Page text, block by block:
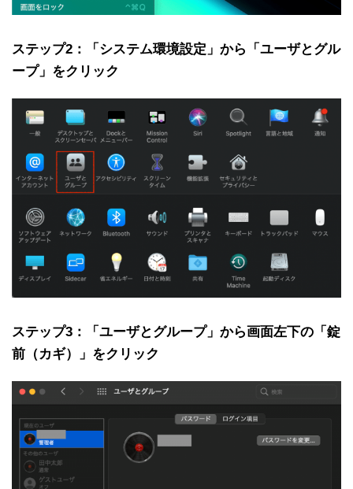
ステップ2：「システム環境設定」から「ユーザとグル
ープ」をクリック
ステップ3：「ユーザとグループ」から画面左下の「錠
前（カギ）」をクリック